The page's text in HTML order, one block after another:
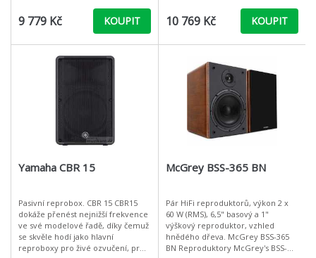
9 779 Kč KOUPIT 10 769 Kč KOUPIT
Yamaha CBR 15
Pasivní reprobox. CBR 15 CBR15
dokáže přenést nejnižší frekvence
ve své modelové řadě, díky čemuž
se skvěle hodí jako hlavní
reproboxy pro živé ozvučení, pro
McGrey BSS-365 BN
Pár HiFi reproduktorů, výkon 2 x
60 W (RMS), 6,5" basový a 1"
výškový reproduktor, vzhled
hnědého dřeva. McGrey BSS-365
BN Reproduktory McGrey's BSS-